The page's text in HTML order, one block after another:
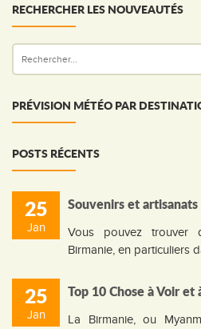
RECHERCHER LES NOUVEAUTÉS
PRÉVISION MÉTÉO PAR
POSTS RÉCENTS
25
Jan
Souvenirs et
Vous pouvez trouver
Birmanie, en particuliers
25
Jan
Top 10 Chose à Voir
La Birmanie, ou